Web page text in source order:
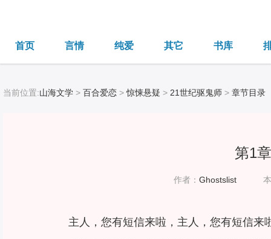
首页 言情 纯爱 其它 书库
当前位置:山海文学 > 百合爱恋 >惊悚悬疑 > 21世纪驱鬼师 > 章节目录
第1
作者： Ghostslist
主人，您有短信来啦，主人，您有短信